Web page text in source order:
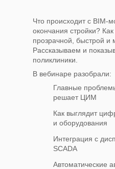
Что происходит с BIM-
окончания стройки?
прозрачной, быстрой и
Рассказываем и
поликлиники.
В вебинаре разобрали:
Главные
решает ЦИМ
Как выглядит
и оборудования
Интеграция с
SCADA
Автоматические